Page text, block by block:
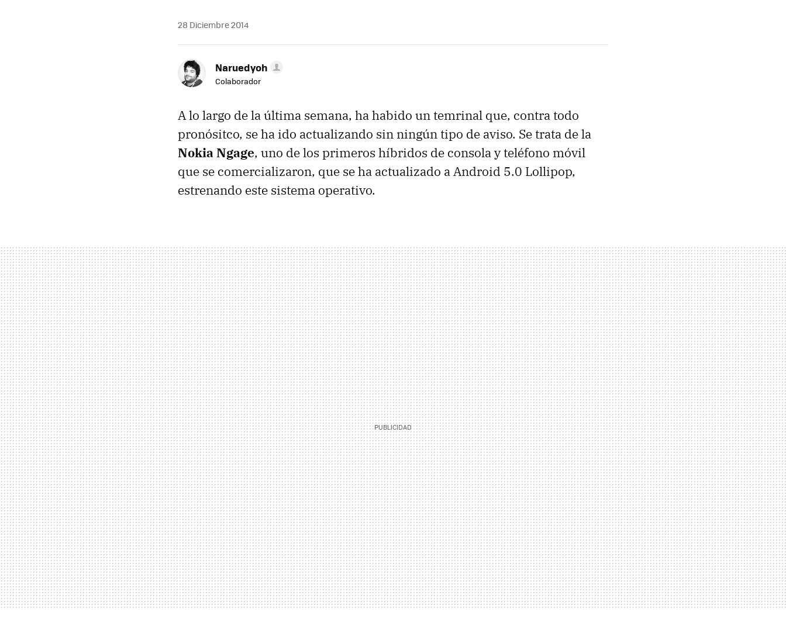
28 Diciembre 2014
Naruedyoh
Colaborador
A lo largo de la última semana, ha habido un temrinal que, contra todo
pronósitco, se ha ido actualizando sin ningún tipo de aviso. Se trata de la
Nokia Ngage, uno de los primeros híbridos de consola y teléfono móvil
que se comercializaron, que se ha actualizado a Android 5.0 Lollipop,
estrenando este sistema operativo.